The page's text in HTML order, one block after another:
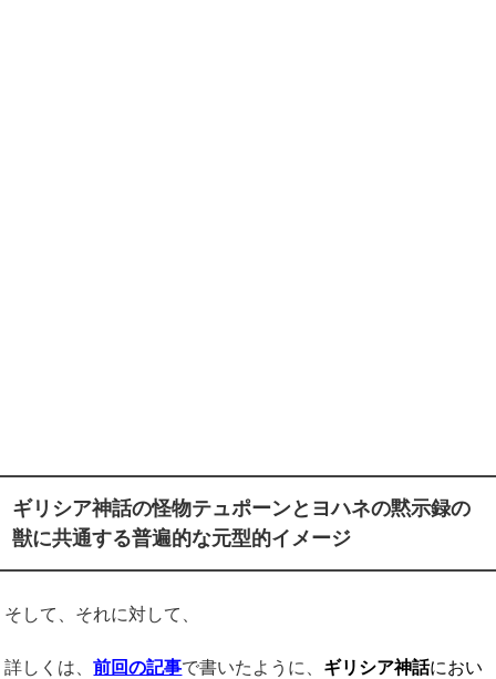
ギリシア神話の怪物テュポーンとヨハネの黙示録の
獣に共通する普遍的な元型的イメージ
そして、それに対して、
詳しくは、前回の記事で書いたように、 ギリシア神話におい